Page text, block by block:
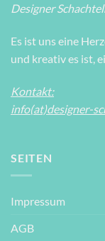
Designer
Es ist uns eine
und kreativ es ist,
Kontakt:
info(at)designer-
SEITEN
Impressum
AGB